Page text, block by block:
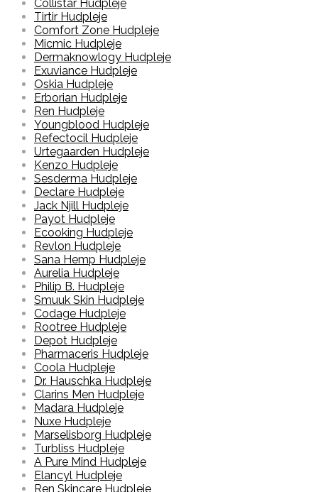
Collistar Hudpleje
Tirtir Hudpleje
Comfort Zone Hudpleje
Micmic Hudpleje
Dermaknowlogy Hudpleje
Exuviance Hudpleje
Oskia Hudpleje
Erborian Hudpleje
Ren Hudpleje
Youngblood Hudpleje
Refectocil Hudpleje
Urtegaarden Hudpleje
Kenzo Hudpleje
Sesderma Hudpleje
Declare Hudpleje
Jack Njill Hudpleje
Payot Hudpleje
Ecooking Hudpleje
Revlon Hudpleje
Sana Hemp Hudpleje
Aurelia Hudpleje
Philip B. Hudpleje
Smuuk Skin Hudpleje
Codage Hudpleje
Rootree Hudpleje
Depot Hudpleje
Pharmaceris Hudpleje
Coola Hudpleje
Dr. Hauschka Hudpleje
Clarins Men Hudpleje
Madara Hudpleje
Nuxe Hudpleje
Marselisborg Hudpleje
Turbliss Hudpleje
A Pure Mind Hudpleje
Elancyl Hudpleje
Ren Skincare Hudpleje